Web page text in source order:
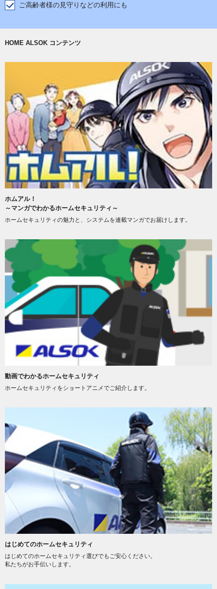
ご高齢者様の見守りなどの利用にも
HOME ALSOK コンテンツ
ホムアル！
～マンガでわかるホームセキュリティ～
ホームセキュリティの魅力と、システムを連載マンガでお届けします。
動画でわかるホームセキュリティ
ホームセキュリティをショートアニメでご紹介します。
はじめてのホームセキュリティ
はじめてのホームセキュリティ選びでもご安心ください。
私たちがお手伝いします。